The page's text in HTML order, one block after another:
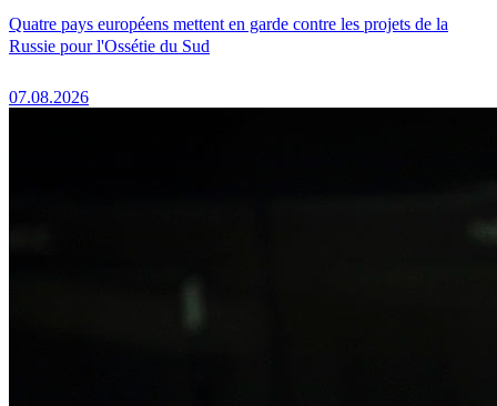
Quatre pays européens mettent en garde contre les projets de la
Russie pour l'Ossétie du Sud
07.08.2026